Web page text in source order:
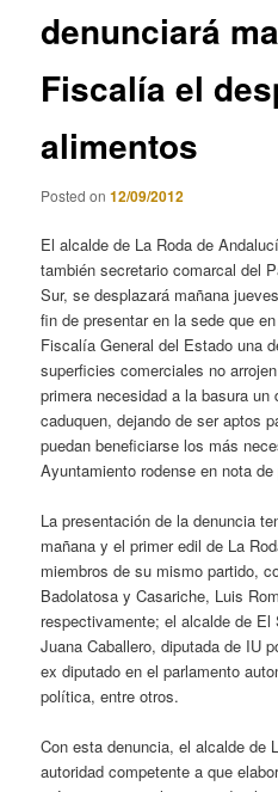
denunciará
Fiscalía el
alimentos
Posted on12/09/2012
El alcalde de La Roda de
también secretario comarcal del
Sur, se desplazará mañana
fin de presentar en la sede que
Fiscalía General del Estado una
superficies comerciales no
primera necesidad a la basura
caduquen, dejando de ser aptos
puedan beneficiarse los más
Ayuntamiento rodense en nota de
La presentación de la denuncia
mañana y el primer edil de La
miembros de su mismo partido,
Badolatosa y Casariche, Luis
respectivamente; el alcalde de
Juana Caballero, diputada de IU
ex diputado en el parlamento
política, entre otros.
Con esta denuncia, el alcalde de
autoridad competente a que